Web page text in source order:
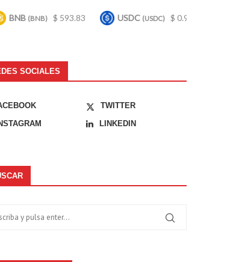
USDC(USDC) $ 0.999725 Bitcoin
SOCIALES
TWITTER
LINKEDIN